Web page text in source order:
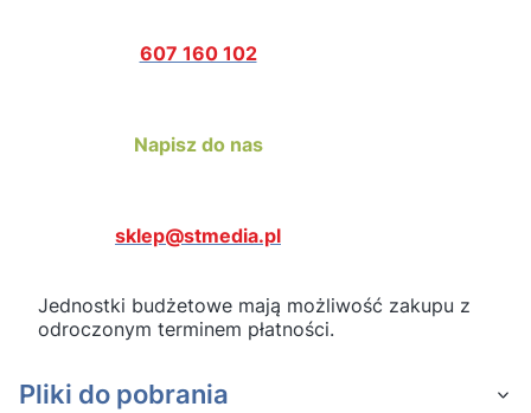
607 160 102
Napisz do nas
sklep@stmedia.pl
Jednostki budżetowe mają możliwość zakupu z
odroczonym terminem płatności.
Pliki do pobrania